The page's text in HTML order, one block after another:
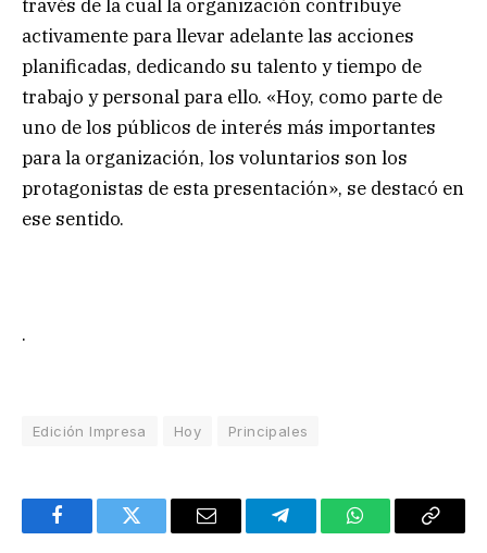
través de la cual la organización contribuye
activamente para llevar adelante las acciones
planificadas, dedicando su talento y tiempo de
trabajo y personal para ello. «Hoy, como parte de
uno de los públicos de interés más importantes
para la organización, los voluntarios son los
protagonistas de esta presentación», se destacó en
ese sentido.
.
Edición Impresa Hoy Principales
FacebookTwitter Email TelegramWhatsAppCopy